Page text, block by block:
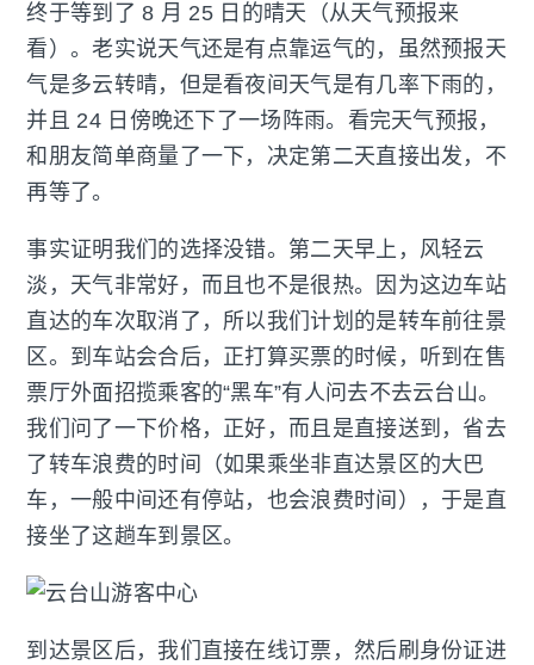
终于等到了 8 月 25 日的晴天（从天气预报来
看）。老实说天气还是有点靠运气的，虽然预报天
气是多云转晴，但是看夜间天气是有几率下雨的，
并且 24 日傍晚还下了一场阵雨。看完天气预报，
和朋友简单商量了一下，决定第二天直接出发，不
再等了。
事实证明我们的选择没错。第二天早上，风轻云
淡，天气非常好，而且也不是很热。因为这边车站
直达的车次取消了，所以我们计划的是转车前往景
区。到车站会合后，正打算买票的时候，听到在售
票厅外面招揽乘客的“黑车”有人问去不去云台山。
我们问了一下价格，正好，而且是直接送到，省去
了转车浪费的时间（如果乘坐非直达景区的大巴
车，一般中间还有停站，也会浪费时间），于是直
接坐了这趟车到景区。
到达景区后，我们直接在线订票，然后刷身份证进